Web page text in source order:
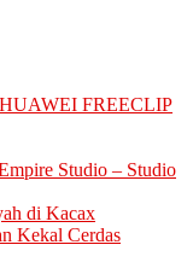
FREECLIP
Studio – Studio
di Kacax
Kekal Cerdas